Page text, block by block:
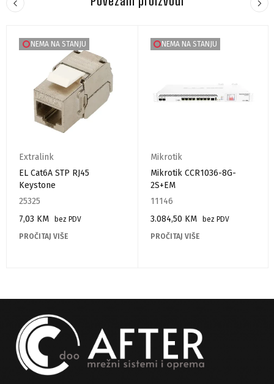
NEMA NA STANJU
Extralink
EL Cat6A STP RJ45
Keystone
25325
7,03 KM
bez PDV
PROČITAJ VIŠE
NEMA NA STANJU
Mikrotik
Mikrotik CCR1036-8G-
2S+EM
11146
3.084,50 KM
bez PDV
PROČITAJ VIŠE